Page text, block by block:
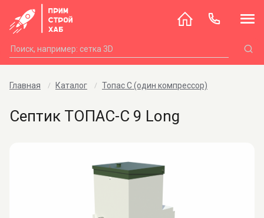
Главная Каталог Топас С (один компрессор)
Септик ТОПАС-С 9 Long